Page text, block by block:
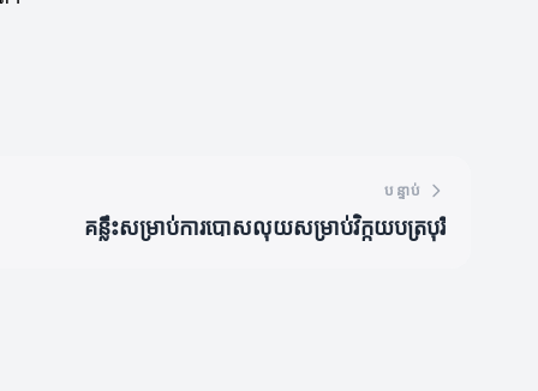
បន្ទាប់
គន្លឹះសម្រាប់ការបោសលុយសម្រាប់វិក្កយបត្របុរី